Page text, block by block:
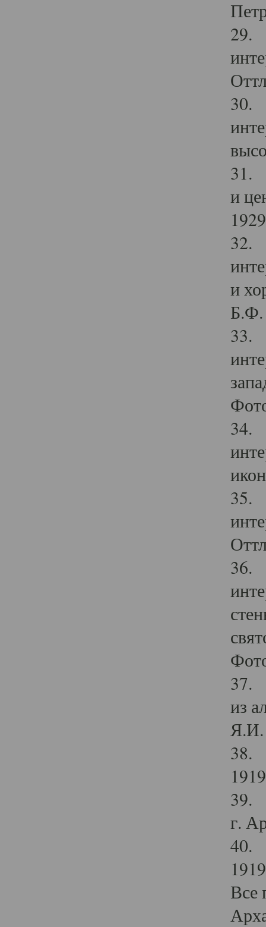
29.
30.
31.
и
32.
и
Б.Ф.
33.
34.
35.
36.
37.
из
Я.И.
38.
39.
г.
40.
Все